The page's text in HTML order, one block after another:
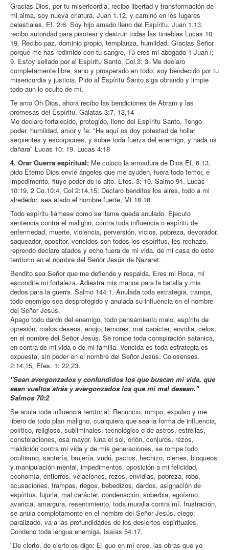
Gracias Dios, por tu misericordia, recibo libertad y transformación de
mi alma, soy nueva criatura, Juan 1.12. y camino en los lugares
celestiales, Ef. 2:6. Soy hijo amado lleno del Espíritu. Juan 1.13,
recibo autoridad para pisotear y destruir todas las tinieblas Lucas 10:
19. Recibo paz, dominio propio, templanza, humildad. Gracias Señor
porque me has redimido con tu sangre, Tú eres mi abogado 1 Juan l;
9. Estoy sellado por el Espíritu Santo, Col.3: 3. Me declaro
completamente libre, sano y prosperado en todo; soy bendecido por tu
misericordia y justicia. Pido al Espíritu Santo siga obrando y limpie
todo aun lo oculto de mí.
Te amo Oh Dios, ahora recibo las bendiciones de Abram y las
promesas del Espíritu. Gálatas 3:7, 13,14
Me declaro fortalecido, protegido, lleno del Espíritu Santo, Tengo
poder, humildad, amor y fe: "He aquí os doy potestad de hollar
serpientes y escorpiones, y sobre toda fuerza del enemigo, y nada os
dañara" Lucas 10: 19. Lucas 4:18
4. Orar Guerra espiritual: Me coloco la armadura de Dios Ef. 6.13,
pido Eterno Dios envié ángeles que me ayuden, fuera todo temor, e
impedimento, fluye poder de lo alto. Efes. 3: 10. Salmo 91. Lucas
10:19, 2 Co.10:4, Col 2:14,15; Declaro benditos los aires, todo a mi
alrededor, sea atado el hombre fuerte, Mt 18.18.
Todo espíritu llámese como se llame queda anulado. Ejecuto
sentencia contra el maligno; contra toda influencia o espíritu de
enfermedad, muerte, violencia, perversión, vicios, pobreza, devorador,
saqueador, opositor, vencidos son todos los espíritus, les rechazo,
reprendo declaro atados y echo fuera de mi vida, de mi casa de este
territorio en el nombre del Señor Jesús de Nazaret.
Bendito sea Señor que me defiende y respalda, Eres mi Roca, mi
escondite mi fortaleza. Adiestra mis manos para la batalla y mis
dedos para la guerra. Salmo 144:1. Anulada toda estrategia, trampa,
todo enemigo sea desprotegido y anulada su influencia en el nombre
del Señor Jesús.
Apago todo dardo del enemigo, todo pensamiento malo, espíritu de
opresión, malos deseos, enojo, temores, mal carácter, envidia, celos,
en el nombre del Señor Jesús. Se rompe toda conspiración satanica,
en contra de mi vida o de mi familia. Vencida es toda estrategia es
expuesta, sin poder en el nombre del Señor Jesús. Colosenses.
2:14,15, Efes. 1: 22,23.
"Sean avergonzados y confundidos los que buscan mi vida, que
sean vueltos atrás y avergonzados los que mi mal desean."
Salmos 70:2
Se anula toda influencia territorial: Renuncio, rompo, expulso y me
libero de todo plan maligno, cualquiera que sea la forma de influencia,
político, religioso, subliminales, tecnológico o de astros, estrellas,
constelaciones, osa mayor, luna el sol, orión, conjuros, rezos,
maldición contra mi vida y de mis generaciones, se rompe todo
ocultismo, santería, brujería, vudú, pactos, hechizo, cierres, bloqueos
y manipulación mental, impedimentos, oposición a mi felicidad,
economía, entierros, velaciones, rezos, envidias, pobreza, robo,
acusaciones, trampas, riegos, bebedizos, dardos, asignación de
espíritus, lujuria, mal carácter, condenación, soberbia, egoísmo,
avaricia, amargura, resentimiento, toda muralla contra mí, frustración,
se anula completamente en el nombre del Señor Jesús, ciego,
paralizado, va a las profundidades de los desiertos espirituales.
Condeno toda lengua enemiga, Isaías 54:17.
"De cierto, de cierto os digo: El que en mí cree, las obras que yo